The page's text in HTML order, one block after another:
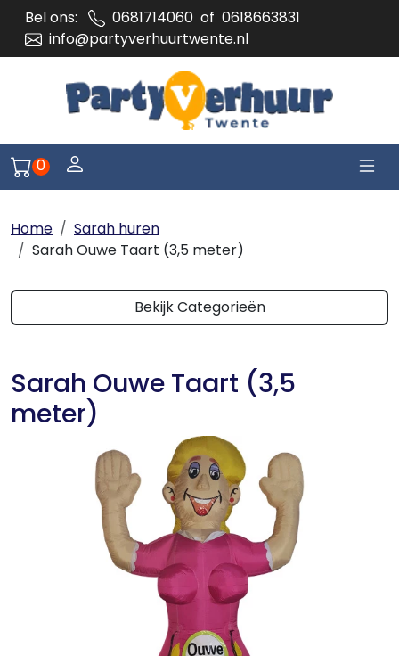
Bel ons: 0681714060 of 0618663831
info@partyverhuurtwente.nl
Naar winkelwagen pagina
0 Log je in of meld je aan
Home
Sarah huren
Sarah Ouwe Taart (3,5 meter)
Bekijk Categorieën
Sarah Ouwe Taart (3,5
meter)